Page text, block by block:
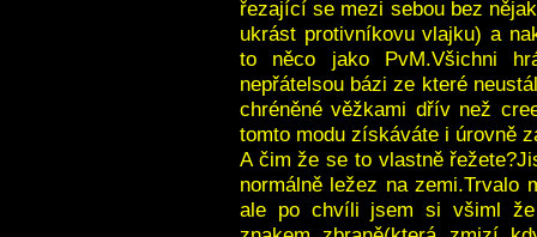
řezající se mezi sebou bez
ukrást protivníkovu vlajku) a
to něco jako PvM.Všichni
nepřátelsou bázi ze které
chréněné věžkami dřív než
tomto modu získáváte i úrovně
A čim že se to vlastně
normálně ležez na
ale po chvíli jsem si všiml